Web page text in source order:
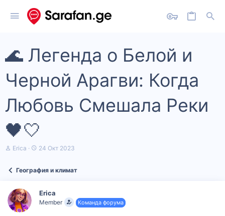
🌊 Легенда о Белой и
Черной Арагви: Когда
Любовь Смешала Реки
🖤🤍
А
т
е
м
ы
Erica
Д
а
ч
а
24 Окт 2023
География и климат
Erica
Member Команда форума